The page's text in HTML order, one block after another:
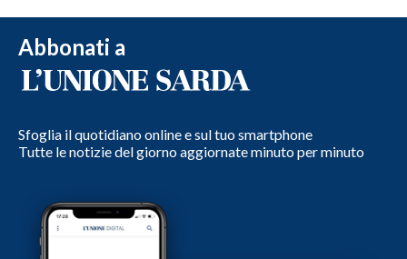
Abbonati a
Sfoglia il quotidiano online e sul tuo smartphone
Tutte le notizie del giorno aggiornate minuto per minuto